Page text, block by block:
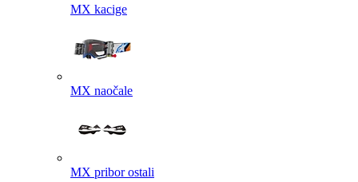
MX kacige
MX naočale
MX pribor ostali